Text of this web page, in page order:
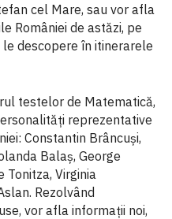
cel Mare, sau vor afla
României de astăzi, pe
descopere în itinerarele
testelor de Matematică,
reprezentative
Constantin Brâncuși,
Balaș, George
Tonitza, Virginia
Rezolvând
vor afla informații noi,